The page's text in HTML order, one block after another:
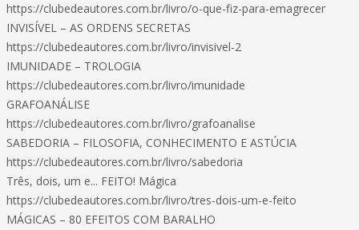
https://clubedeautores.com.br/livro/o-que-fiz-para-emagrecer
INVISÍVEL – AS ORDENS SECRETAS
https://clubedeautores.com.br/livro/invisivel-2
IMUNIDADE – TROLOGIA
https://clubedeautores.com.br/livro/imunidade
GRAFOANÁLISE
https://clubedeautores.com.br/livro/grafoanalise
SABEDORIA – FILOSOFIA, CONHECIMENTO E ASTÚCIA
https://clubedeautores.com.br/livro/sabedoria
Três, dois, um e... FEITO! Mágica
https://clubedeautores.com.br/livro/tres-dois-um-e-feito
MÁGICAS – 80 EFEITOS COM BARALHO